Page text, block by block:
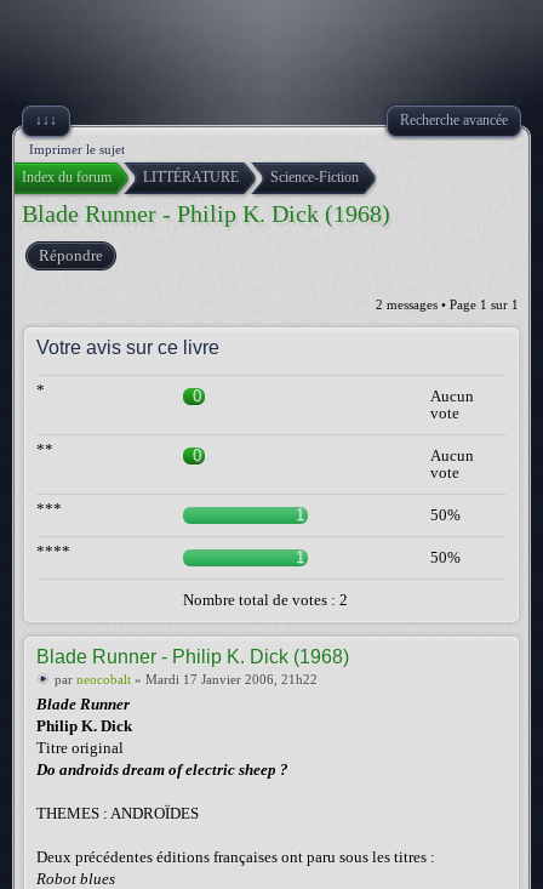
↓↓↓ Recherche avancée
Imprimer le sujet
Index du forum LITTÉRATURE Science-Fiction
Blade Runner - Philip K. Dick (1968)
Répondre
2 messages • Page 1 sur 1
Votre avis sur ce livre
* 0
Aucun
vote
**
0
Aucun
vote
***
1
50%
****
1 50%
Nombre total de votes : 2
Blade Runner - Philip K. Dick (1968)
par neocobalt » Mardi 17 Janvier 2006, 21h22
Blade Runner
Philip K. Dick
Titre original
Do androids dream of electric sheep ?
THEMES : ANDROÏDES
Deux précédentes éditions françaises ont paru sous les titres :
Robot blues